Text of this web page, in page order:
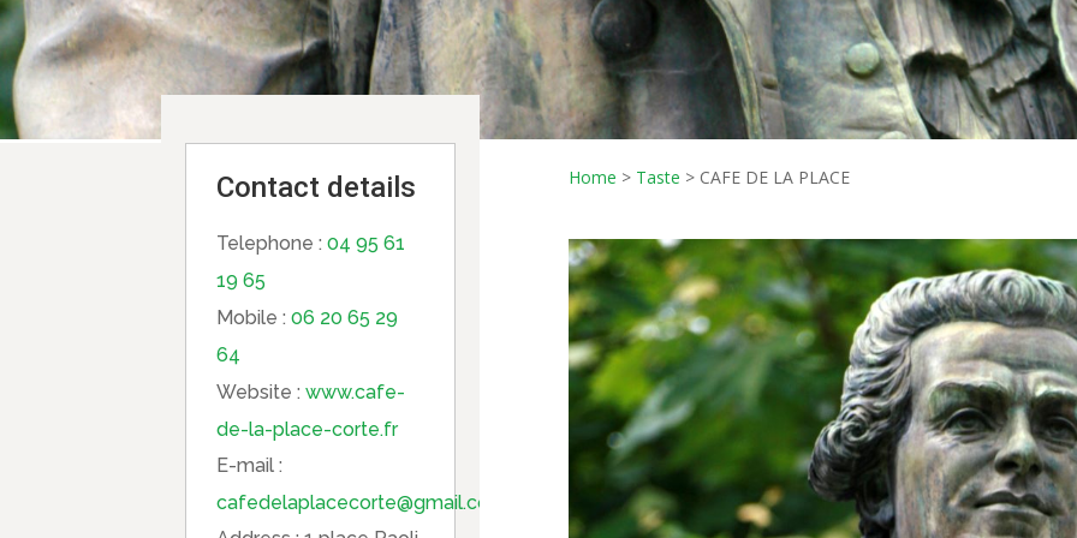
Home > Taste > CAFE DE LA PLACE
Contact details
Telephone :04 95 61
19 65
Mobile :06 20 65 29
64
Website :www.cafe-
de-la-place-corte.fr
E-mail :
cafedelaplacecorte@gmail.com